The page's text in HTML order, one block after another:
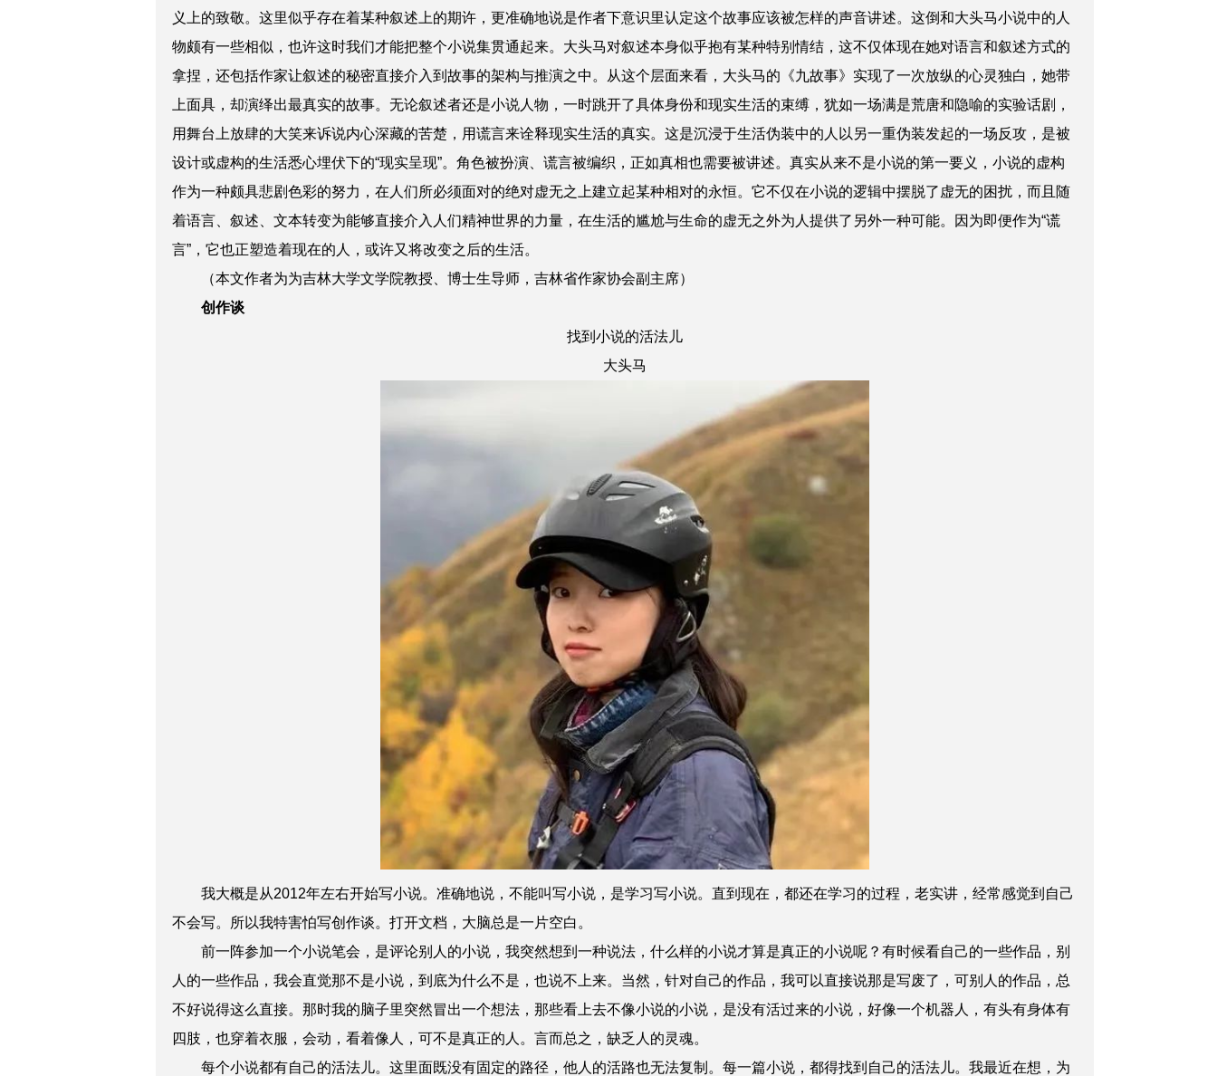
义上的致敬。这里似乎存在着某种叙述上的期许，更准确地说是作者下意识里认定这个故事应该被怎样的声音讲述。这倒和大头马小说中的人
物颇有一些相似，也许这时我们才能把整个小说集贯通起来。大头马对叙述本身似乎抱有某种特别情结，这不仅体现在她对语言和叙述方式的
拿捏，还包括作家让叙述的秘密直接介入到故事的架构与推演之中。从这个层面来看，大头马的《九故事》实现了一次放纵的心灵独白，她带
上面具，却演绎出最真实的故事。无论叙述者还是小说人物，一时跳开了具体身份和现实生活的束缚，犹如一场满是荒唐和隐喻的实验话剧，
用舞台上放肆的大笑来诉说内心深藏的苦楚，用谎言来诠释现实生活的真实。这是沉浸于生活伪装中的人以另一重伪装发起的一场反攻，是被
设计或虚构的生活悉心埋伏下的“现实呈现”。角色被扮演、谎言被编织，正如真相也需要被讲述。真实从来不是小说的第一要义，小说的虚构
作为一种颇具悲剧色彩的努力，在人们所必须面对的绝对虚无之上建立起某种相对的永恒。它不仅在小说的逻辑中摆脱了虚无的困扰，而且随
着语言、叙述、文本转变为能够直接介入人们精神世界的力量，在生活的尴尬与生命的虚无之外为人提供了另外一种可能。因为即便作为“谎
言”，它也正塑造着现在的人，或许又将改变之后的生活。
（本文作者为为吉林大学文学院教授、博士生导师，吉林省作家协会副主席）
创作谈
找到小说的活法儿
大头马
我大概是从2012年左右开始写小说。准确地说，不能叫写小说，是学习写小说。直到现在，都还在学习的过程，老实讲，经常感觉到自己
不会写。所以我特害怕写创作谈。打开文档，大脑总是一片空白。
前一阵参加一个小说笔会，是评论别人的小说，我突然想到一种说法，什么样的小说才算是真正的小说呢？有时候看自己的一些作品，别
人的一些作品，我会直觉那不是小说，到底为什么不是，也说不上来。当然，针对自己的作品，我可以直接说那是写废了，可别人的作品，总
不好说得这么直接。那时我的脑子里突然冒出一个想法，那些看上去不像小说的小说，是没有活过来的小说，好像一个机器人，有头有身体有
四肢，也穿着衣服，会动，看着像人，可不是真正的人。言而总之，缺乏人的灵魂。
每个小说都有自己的活法儿。这里面既没有固定的路径，他人的活路也无法复制。每一篇小说，都得找到自己的活法儿。我最近在想，为